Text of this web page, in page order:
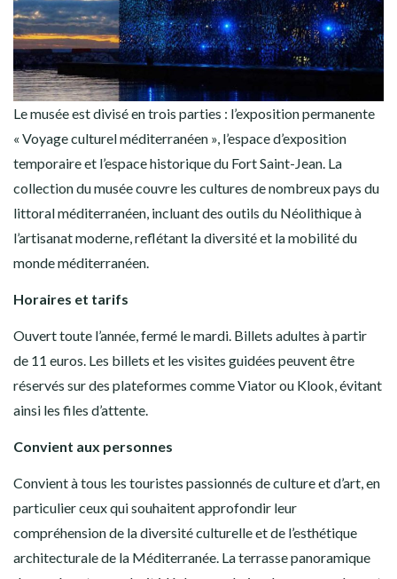
Le musée est divisé en trois parties : l’exposition permanente
« Voyage culturel méditerranéen », l’espace d’exposition
temporaire et l’espace historique du Fort Saint-Jean. La
collection du musée couvre les cultures de nombreux pays du
littoral méditerranéen, incluant des outils du Néolithique à
l’artisanat moderne, reflétant la diversité et la mobilité du
monde méditerranéen.
Horaires et tarifs
Ouvert toute l’année, fermé le mardi. Billets adultes à partir
de 11 euros. Les billets et les visites guidées peuvent être
réservés sur des plateformes comme Viator ou Klook, évitant
ainsi les files d’attente.
Convient aux personnes
Convient à tous les touristes passionnés de culture et d’art, en
particulier ceux qui souhaitent approfondir leur
compréhension de la diversité culturelle et de l’esthétique
architecturale de la Méditerranée. La terrasse panoramique